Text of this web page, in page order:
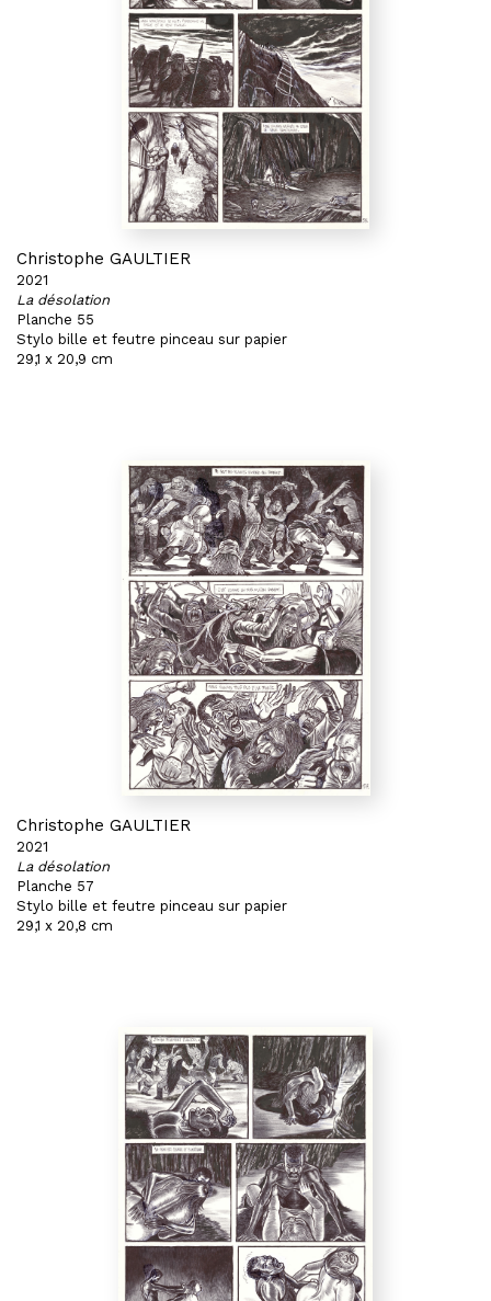
Christophe GAULTIER
2021
La désolation
Planche 55
Stylo bille et feutre pinceau sur papier
29,1 x 20,9 cm
Christophe GAULTIER
2021
La désolation
Planche 57
Stylo bille et feutre pinceau sur papier
29,1 x 20,8 cm